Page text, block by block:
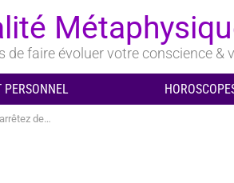
de faire évoluer votre conscience &
PERSONNEL
que les gens pensent